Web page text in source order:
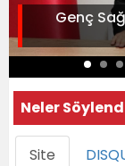
Genç
Neler
Site